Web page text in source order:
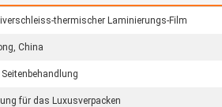
thermischer Laminierungs-Film
China
Seitenbehandlung
für das Luxusverpacken